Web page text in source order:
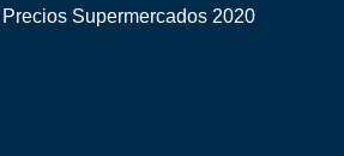
Supermercados 2020